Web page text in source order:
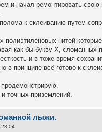
и начал ремонтировать
к склеиванию путем
полиэтиленовых нитей
как бы букву Х, сломанных
и в тоже время
в принципе всё готово к
продемонстрирую.
точных приземлений.
лыжи.
23:04